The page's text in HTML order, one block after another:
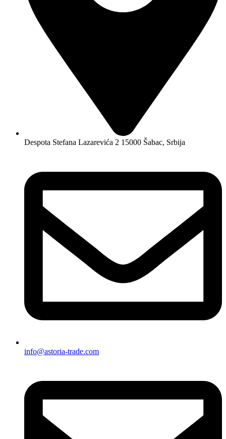
Despota Stefana Lazarevića 2 15000 Šabac, Srbija
info@astoria-trade.com